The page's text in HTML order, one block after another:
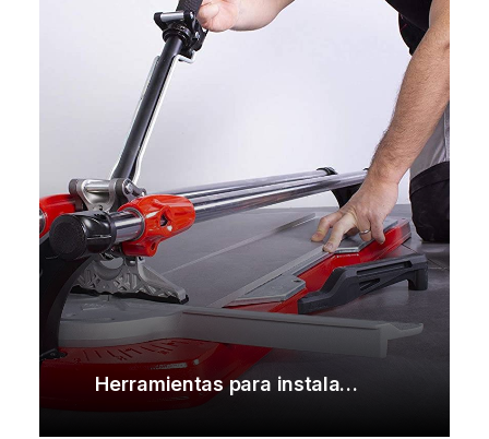
Herramientas para instalación